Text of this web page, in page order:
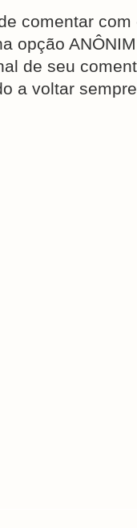
comentar
opção
de seu
a voltar